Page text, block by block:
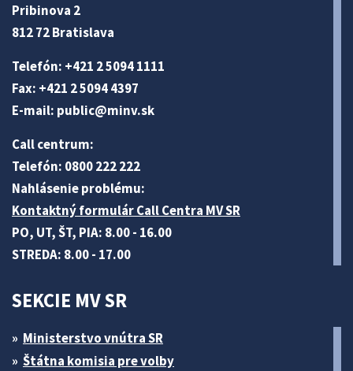
Pribinova 2
812 72 Bratislava
Telefón: +421 2 5094 1111
Fax: +421 2 5094 4397
E-mail: public@minv.sk
Call centrum:
Telefón: 0800 222 222
Nahlásenie problému:
Kontaktný formulár Call Centra MV SR
PO, UT, ŠT, PIA: 8.00 - 16.00
STREDA: 8.00 - 17.00
SEKCIE MV SR
Ministerstvo vnútra SR
Štátna komisia pre volby